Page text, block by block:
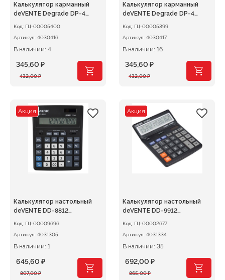
Калькулятор карманный
deVENTE Degrade DP-4
Код: ГЦ-00005400
Артикул: 4030416
В наличии: 4
432,00₽
Первоначальная
432,00 ₽.
345,60 ₽
Текущая
Калькулятор карманный
deVENTE Degrade DP-4
70х118мм 8-разряд.
Код: ГЦ-00005399
Артикул: 4030417
В наличии: 16
432,00₽
Первоначальная
432,00 ₽.
345,60 ₽
Текущая
Акция
Калькулятор настольный
deVENTE DD-8812
Код: ГЦ-00009696
Артикул: 4031305
В наличии: 1
807,00₽
Первоначальная
645,60 ₽
Текущая
Акция
Калькулятор настольный
deVENTE DD-9912
154х203мм 12-разряд.
Код: ГЦ-00002677
Артикул: 4031334
В наличии: 35
865,00₽
Первоначальная
692,00 ₽
Текущая